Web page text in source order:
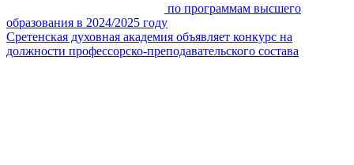
по программам высшего
образования в 2024/2025 году
Сретенская духовная академия объявляет конкурс на
должности профессорско-преподавательского состава